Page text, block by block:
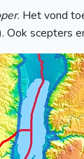
. Het vond
scepters